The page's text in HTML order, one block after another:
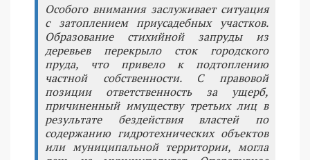
Особого внимания заслуживает ситуация
с затоплением приусадебных участков.
Образование стихийной запруды из
деревьев перекрыло сток городского
пруда, что привело к подтоплению
частной собственности. С правовой
позиции ответственность за ущерб,
причиненный имуществу третьих лиц в
результате бездействия властей по
содержанию гидротехнических объектов
или муниципальной территории, могла